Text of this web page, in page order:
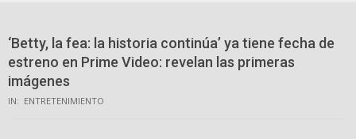
‘Betty, la fea: la historia continúa’ ya tiene fecha de
estreno en Prime Video: revelan las primeras
imágenes
IN: ENTRETENIMIENTO